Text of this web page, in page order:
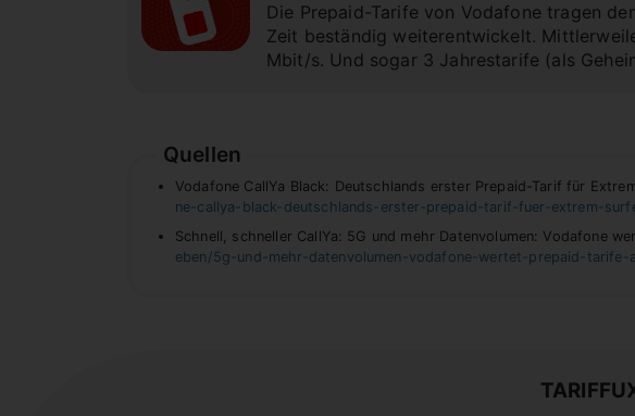
Die Prepaid-Tarife von Vodafone tragen
Zeit beständig weiterentwickelt.
Mbit/s. Und sogar 3 Jahrestarife (als
Quellen
Vodafone CallYa Black: Deutschlands erster Prepaid-Tarif für
ne-callya-black-deutschlands-erster-prepaid-tarif-fuer-extrem-
Schnell, schneller CallYa: 5G und mehr Datenvolumen: Vodafone
eben/5g-und-mehr-datenvolumen-vodafone-wertet-prepaid-tarife-